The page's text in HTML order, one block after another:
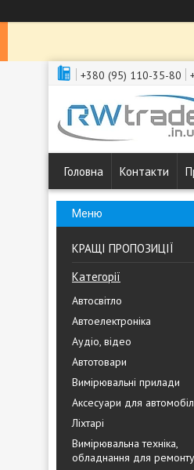
+380 (95) 110-35-80
Головна Контакти
КРАЩІ ПРОПОЗИЦІЇ
Категорії
Автосвітло
Автоелектроніка
Аудіо, відео
Автотовари
Вимірювальні прилади
Аксесуари для
Ліхтарі
Вимірювальна техніка,
обладнання для ремонту